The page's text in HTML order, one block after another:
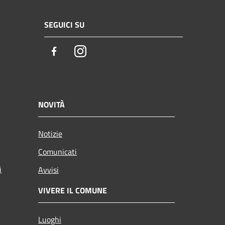
SEGUICI SU
FacebookInstagram
NOVITÀ
Notizie
Comunicati
Avvisi
VIVERE IL COMUNE
Luoghi